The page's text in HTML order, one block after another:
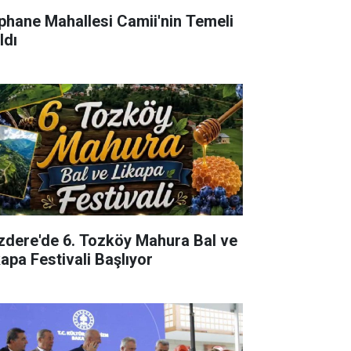
Mahallesi Camii'nin Temeli
6. Tozköy Mahura Bal ve
Festivali Başlıyor